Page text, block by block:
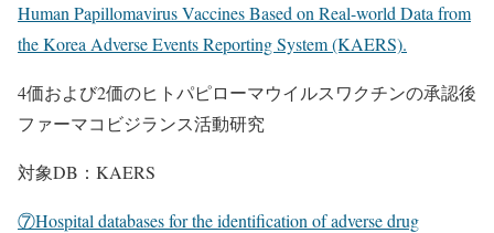
Human Papillomavirus Vaccines Based on Real-world Data from
the Korea Adverse Events Reporting System (KAERS).
4価および2価のヒトパピローマウイルスワクチンの承認後
ファーマコビジランス活動研究
対象DB：KAERS
⑦Hospital databases for the identification of adverse drug